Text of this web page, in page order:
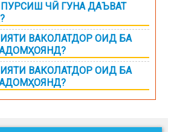
ЧӢ ГУНА ДАЪВАТ
ВАКОЛАТДОР ОИД БА
ВАКОЛАТДОР ОИД БА